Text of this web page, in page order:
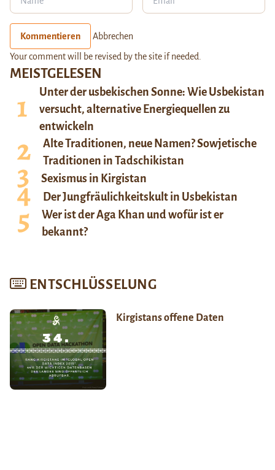
MEISTGELESEN
Unter der usbekischen Sonne: Wie Usbekistan
versucht, alternative Energiequellen zu
entwickeln
Alte Traditionen, neue Namen? Sowjetische
Traditionen in Tadschikistan
Sexismus in Kirgistan
Der Jungfräulichkeitskult in Usbekistan
Wer ist der Aga Khan und wofür ist er
bekannt?
ENTSCHLÜSSELUNG
Kirgistans offene Daten
Kommentieren Abbrechen
Your comment will be revised by the site if needed.